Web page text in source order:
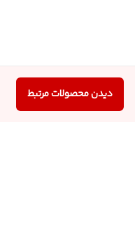
دیدن محصولات مرتبط